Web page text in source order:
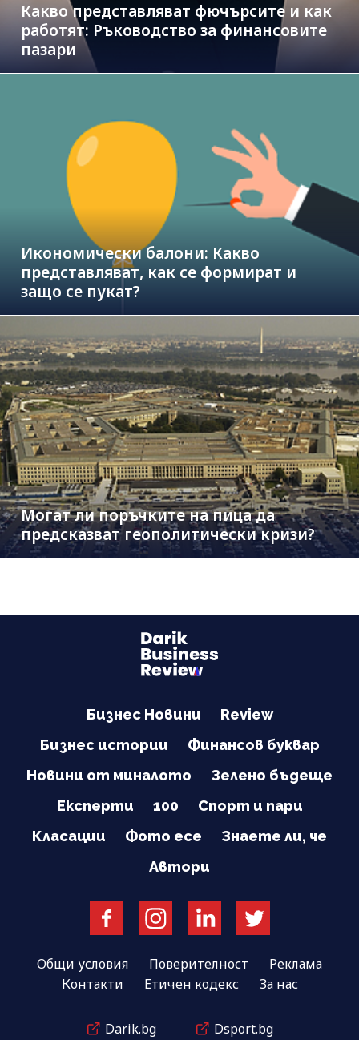
Какво представляват фючърсите и как
работят: Ръководство за финансовите
пазари
Икономически балони: Какво
представляват, как се формират и
защо се пукат?
Могат ли поръчките на пица да
предсказват геополитически кризи?
Бизнес Новини
Review
Бизнес истории
Финансов буквар
Новини от миналото
Зелено бъдеще
Експерти
100
Спорт и пари
Класации
Фото есе
Знаете ли, че
Автори
Общи условия Поверителност
Реклама
Контакти
Етичен кодекс За нас
Darik.bg Dsport.bg